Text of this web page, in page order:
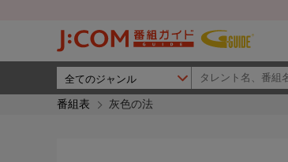
番組表 灰色の法